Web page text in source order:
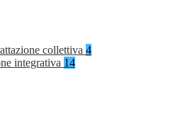
collettiva 4
integrativa 14